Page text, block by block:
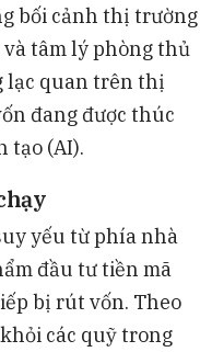
bối cảnh thị trường
tâm lý phòng thủ
lạc quan trên thị
đang được thúc
tạo (AI).
yếu từ phía nhà
đầu tư tiền mã
bị rút vốn. Theo
các quỹ trong